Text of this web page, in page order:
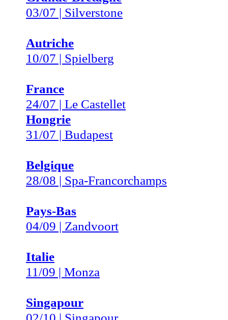
03/07 | Silverstone
Autriche
10/07 | Spielberg
France
24/07 | Le Castellet
Hongrie
31/07 | Budapest
Belgique
28/08 | Spa-Francorchamps
Pays-Bas
04/09 | Zandvoort
Italie
11/09 | Monza
Singapour